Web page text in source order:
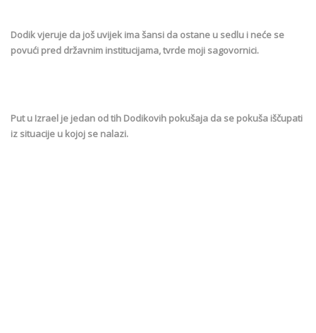
Dodik vjeruje da još uvijek ima šansi da ostane u sedlu i neće se
povući pred državnim institucijama, tvrde moji sagovornici.
Put u Izrael je jedan od tih Dodikovih pokušaja da se pokuša iščupati
iz situacije u kojoj se nalazi.